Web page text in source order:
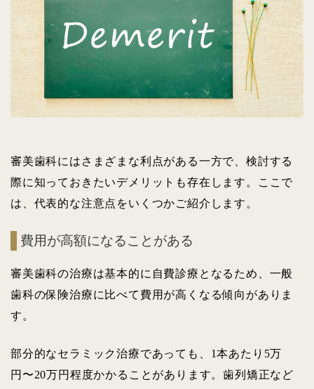
審美歯科にはさまざまな利点がある一方で、検討する
際に知っておきたいデメリットも存在します。ここで
は、代表的な注意点をいくつかご紹介します。
費用が高額になることがある
審美歯科の治療は基本的に自費診療となるため、一般
歯科の保険治療に比べて費用が高くなる傾向がありま
す。
部分的なセラミック治療であっても、1本あたり5万
円〜20万円程度かかることがあります。歯列矯正など